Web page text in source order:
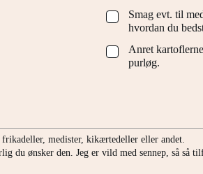
▢
Smag evt. til
hvordan du
▢
Anret
purløg.
medister, kikærtedeller eller andet.
du ønsker den. Jeg er vild med sennep, så så